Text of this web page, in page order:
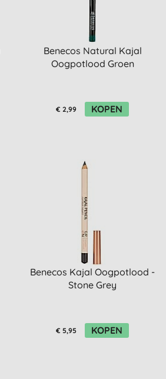
Benecos Natural Kajal
Oogpotlood Groen
€ 2,99 KOPEN
Benecos Kajal Oogpotlood -
Stone Grey
€ 5,95 KOPEN